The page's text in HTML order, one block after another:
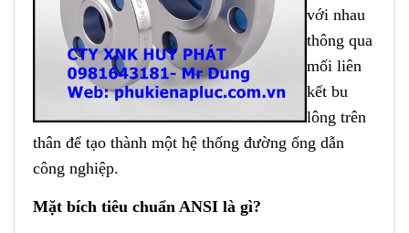
với nhau
thông qua
mối liên
kết bu
lông trên
thân để tạo thành một hệ thống đường ống dẫn
công nghiệp.
Mặt bích tiêu chuẩn ANSI là gì?